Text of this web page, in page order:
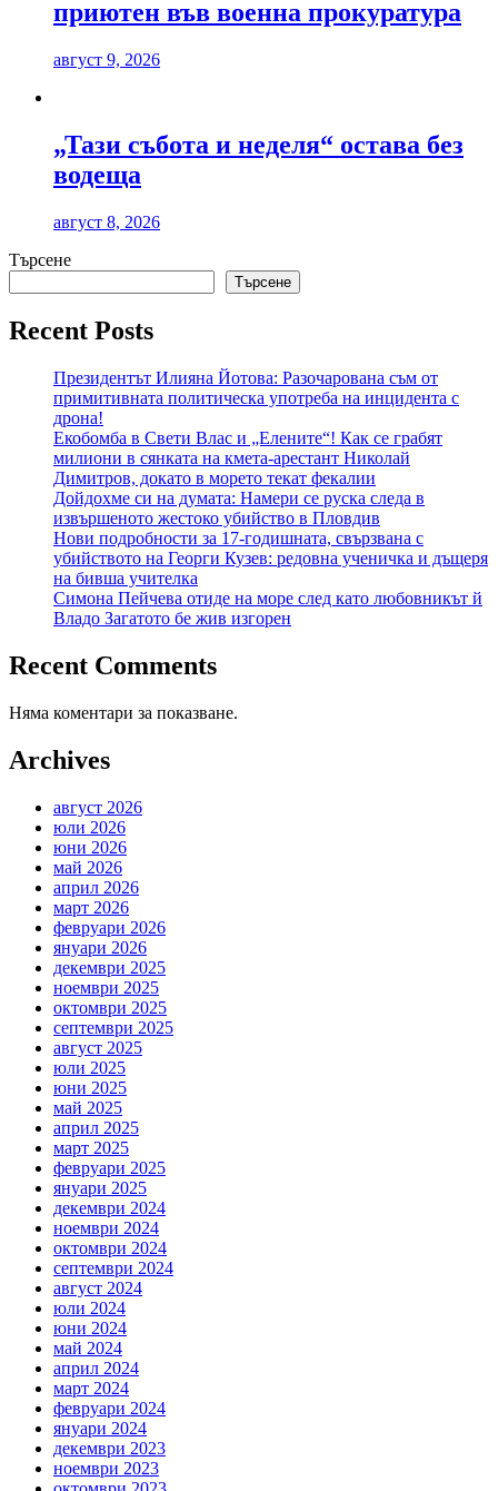
приютен във военна прокуратура
август 9, 2026
„Тази събота и неделя“ остава без
водеща
август 8, 2026
Търсене
Търсене
Recent Posts
Президентът Илияна Йотова: Разочарована съм от
примитивната политическа употреба на инцидента с
дрона!
Екобомба в Свети Влас и „Елените“! Как се грабят
милиони в сянката на кмета-арестант Николай
Димитров, докато в морето текат фекалии
Дойдохме си на думата: Намери се руска следа в
извършеното жестоко убийство в Пловдив
Нови подробности за 17-годишната, свързвана с
убийството на Георги Кузев: редовна ученичка и дъщеря
на бивша учителка
Симона Пейчева отиде на море след като любовникът й
Владо Загатото бе жив изгорен
Recent Comments
Няма коментари за показване.
Archives
август 2026
юли 2026
юни 2026
май 2026
април 2026
март 2026
февруари 2026
януари 2026
декември 2025
ноември 2025
октомври 2025
септември 2025
август 2025
юли 2025
юни 2025
май 2025
април 2025
март 2025
февруари 2025
януари 2025
декември 2024
ноември 2024
октомври 2024
септември 2024
август 2024
юли 2024
юни 2024
май 2024
април 2024
март 2024
февруари 2024
януари 2024
декември 2023
ноември 2023